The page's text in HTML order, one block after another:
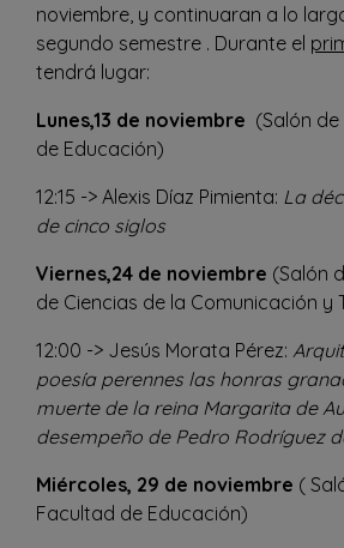
noviembre, y continuaran a lo
segundo semestre . Durante el
tendrá lugar:
Lunes,13 de noviembre (Salón
de Educación)
12:15 -> Alexis Díaz Pimienta: La
de cinco siglos
Viernes,24 de noviembre (Salón
de Ciencias de la Comunicación y
12:00 -> Jesús Morata Pérez:
poesía perennes las honras
muerte de la reina Margarita de
desempeño de Pedro Rodríguez
Miércoles, 29 de noviembre (
Facultad de Educación)